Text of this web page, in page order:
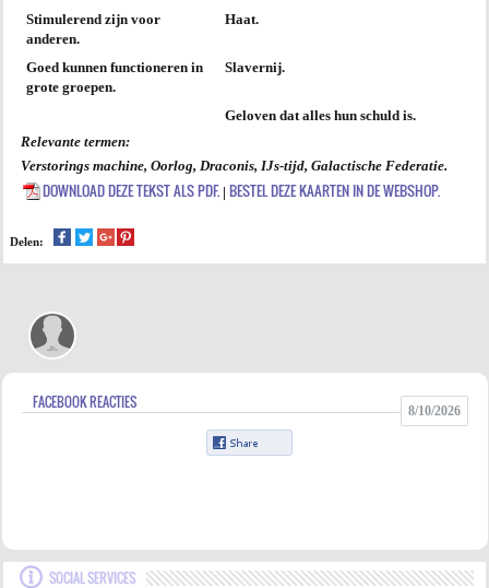
Stimulerend zijn voor
anderen.
Haat.
Goed kunnen functioneren in
grote groepen.
Slavernij.
Geloven dat alles hun schuld is.
Relevante termen:
Verstorings machine, Oorlog, Draconis, IJs-tijd, Galactische Federatie.
DOWNLOAD DEZE TEKST ALS PDF. | BESTEL DEZE KAARTEN IN DE WEBSHOP.
Delen:
FACEBOOK REACTIES 8/10/2026
SOCIAL SERVICES